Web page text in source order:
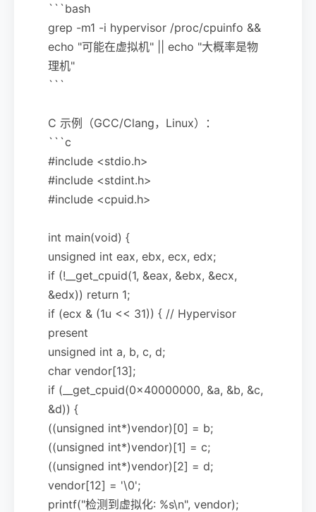
```bash
grep -m1 -i hypervisor /proc/cpuinfo &&
echo "可能在虚拟机" || echo "大概率是物
理机"
```
C 示例（GCC/Clang，Linux）：
```c
#include <stdio.h>
#include <stdint.h>
#include <cpuid.h>
int main(void) {
unsigned int eax, ebx, ecx, edx;
if (!__get_cpuid(1, &eax, &ebx, &ecx,
&edx)) return 1;
if (ecx & (1u << 31)) { // Hypervisor
present
unsigned int a, b, c, d;
char vendor[13];
if (__get_cpuid(0x40000000, &a, &b, &c,
&d)) {
((unsigned int*)vendor)[0] = b;
((unsigned int*)vendor)[1] = c;
((unsigned int*)vendor)[2] = d;
vendor[12] = '\0';
printf("检测到虚拟化: %s\n", vendor);